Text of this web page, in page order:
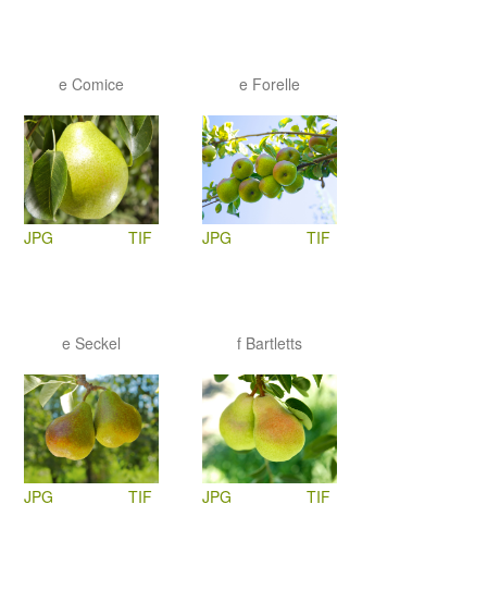
e Comice
JPG TIF
e Forelle
JPG TIF
e Seckel
JPG TIF
f Bartletts
JPG TIF